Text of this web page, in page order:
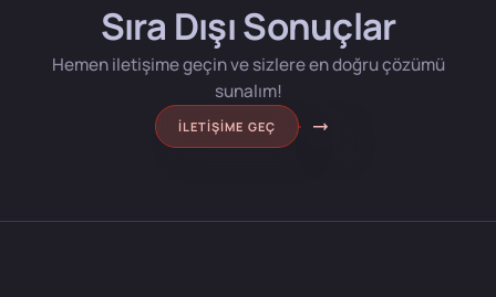
Sıra Dışı Sonuçlar
Hemen iletişime geçin ve sizlere en doğru çözümü
sunalım!
İLETIŞIME GEÇ